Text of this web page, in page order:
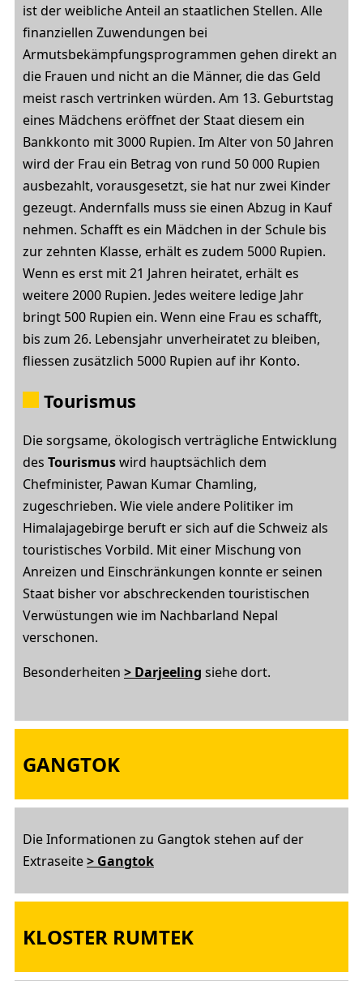
ist der weibliche Anteil an staatlichen Stellen. Alle
finanziellen Zuwendungen bei
Armutsbekämpfungsprogrammen gehen direkt an
die Frauen und nicht an die Männer, die das Geld
meist rasch vertrinken würden. Am 13. Geburtstag
eines Mädchens eröffnet der Staat diesem ein
Bankkonto mit 3000 Rupien. Im Alter von 50 Jahren
wird der Frau ein Betrag von rund 50 000 Rupien
ausbezahlt, vorausgesetzt, sie hat nur zwei Kinder
gezeugt. Andernfalls muss sie einen Abzug in Kauf
nehmen. Schafft es ein Mädchen in der Schule bis
zur zehnten Klasse, erhält es zudem 5000 Rupien.
Wenn es erst mit 21 Jahren heiratet, erhält es
weitere 2000 Rupien. Jedes weitere ledige Jahr
bringt 500 Rupien ein. Wenn eine Frau es schafft,
bis zum 26. Lebensjahr unverheiratet zu bleiben,
fliessen zusätzlich 5000 Rupien auf ihr Konto.
Tourismus
Die sorgsame, ökologisch verträgliche Entwicklung
des Tourismuswird hauptsächlich dem
Chefminister, Pawan Kumar Chamling,
zugeschrieben. Wie viele andere Politiker im
Himalajagebirge beruft er sich auf die Schweiz als
touristisches Vorbild. Mit einer Mischung von
Anreizen und Einschränkungen konnte er seinen
Staat bisher vor abschreckenden touristischen
Verwüstungen wie im Nachbarland Nepal
verschonen.
Besonderheiten > Darjeeling siehe dort.
GANGTOK
Die Informationen zu Gangtok stehen auf der
Extraseite> Gangtok
KLOSTER RUMTEK